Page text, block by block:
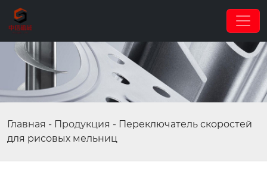
Главная - Продукция - Переключатель скоростей
для рисовых мельниц